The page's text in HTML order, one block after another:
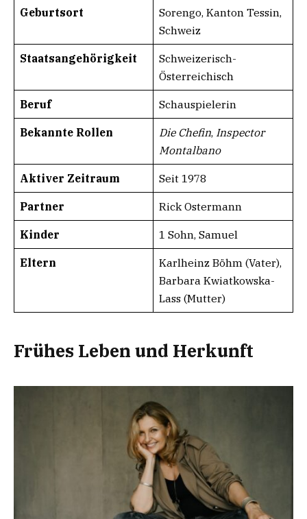
Geburtsort
Sorengo, Kanton Tessin,
Schweiz
Staatsangehörigkeit
Schweizerisch-
Österreichisch
Beruf Schauspielerin
Bekannte Rollen Die Chefin, Inspector
Montalbano
Aktiver Zeitraum Seit 1978
Partner Rick Ostermann
Kinder 1 Sohn, Samuel
Eltern
Karlheinz Böhm (Vater),
Barbara Kwiatkowska-
Lass (Mutter)
Frühes Leben und Herkunft